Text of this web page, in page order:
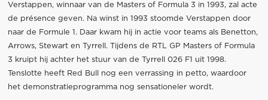
Verstappen, winnaar van de Masters of Formula 3 in 1993, zal acte
de présence geven. Na winst in 1993 stoomde Verstappen door
naar de Formule 1. Daar kwam hij in actie voor teams als Benetton,
Arrows, Stewart en Tyrrell. Tijdens de RTL GP Masters of Formula
3 kruipt hij achter het stuur van de Tyrrell 026 F1 uit 1998.
Tenslotte heeft Red Bull nog een verrassing in petto, waardoor
het demonstratieprogramma nog sensationeler wordt.